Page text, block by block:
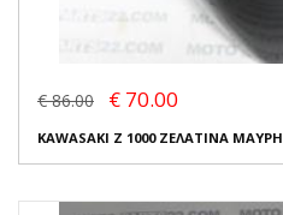
€ 86.00 € 70.00
KAWASAKI Z 1000 ΖΕΛΑΤΙΝΑ ΜΑΥΡΗ